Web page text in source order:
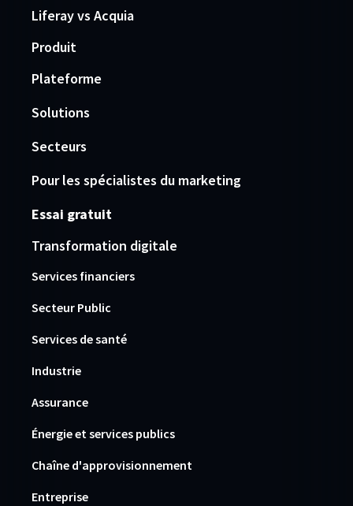
Liferay vs Acquia
Produit
Plateforme
Solutions
Secteurs
Pour les spécialistes du marketing
Essai gratuit
Transformation digitale
Services financiers
Secteur Public
Services de santé
Industrie
Assurance
Énergie et services publics
Chaîne d'approvisionnement
Entreprise